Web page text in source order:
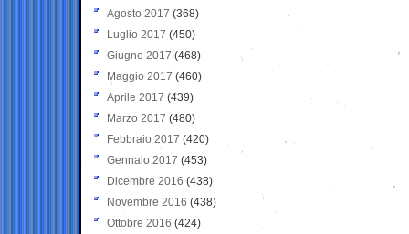
Agosto 2017 (368)
Luglio 2017 (450)
Giugno 2017 (468)
Maggio 2017 (460)
Aprile 2017 (439)
Marzo 2017 (480)
Febbraio 2017 (420)
Gennaio 2017 (453)
Dicembre 2016 (438)
Novembre 2016 (438)
Ottobre 2016 (424)